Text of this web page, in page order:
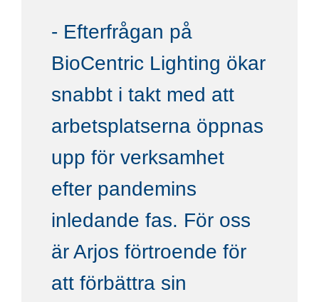
- Efterfrågan på
BioCentric Lighting ökar
snabbt i takt med att
arbetsplatserna öppnas
upp för verksamhet
efter pandemins
inledande fas. För oss
är Arjos förtroende för
att förbättra sin